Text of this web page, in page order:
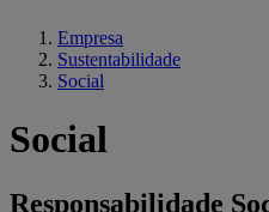
Empresa
Sustentabilidade
Social
Social
Responsabilidade